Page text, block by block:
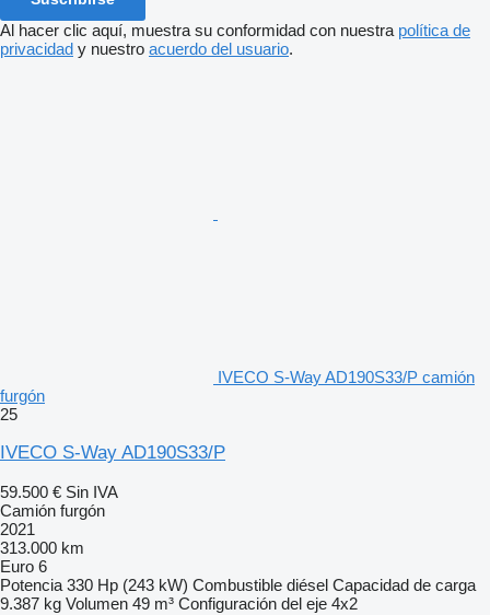
Al hacer clic aquí, muestra su conformidad con nuestra política de
privacidad y nuestro acuerdo del usuario.
IVECO S-Way AD190S33/P camión
furgón
25
IVECO S-Way AD190S33/P
59.500 € Sin IVA
Camión furgón
2021
313.000 km
Euro 6
Potencia 330 Hp (243 kW) Combustible diésel Capacidad de carga
9.387 kg Volumen 49 m³ Configuración del eje 4x2